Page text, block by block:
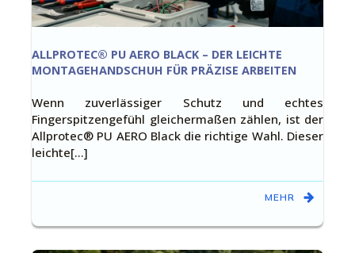
ALLPROTEC® PU AERO BLACK – DER LEICHTE
MONTAGEHANDSCHUH FÜR PRÄZISE ARBEITEN
Wenn zuverlässiger Schutz und echtes
Fingerspitzengefühl gleichermaßen zählen, ist der
Allprotec® PU AERO Black die richtige Wahl. Dieser
leichte[…]
MEHR